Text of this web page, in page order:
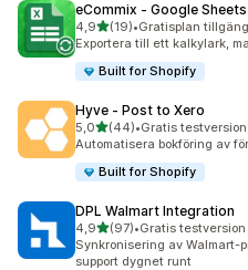
eCommix ‑ Google
4,9av 5 stjärnor
(19)
19 recensioner totalt
•Gratisplan
Exportera till ett kalkylark,
Built for Shopify
Hyve ‑ Post to Xero
5,0av 5 stjärnor
(44)
44 recensioner totalt
•Gratis
Automatisera bokföring av
Built for Shopify
DPL Walmart Integration
4,9av 5 stjärnor
(97)
97 recensioner totalt
•Gratis
Synkronisering av Walmart-
support dygnet runt